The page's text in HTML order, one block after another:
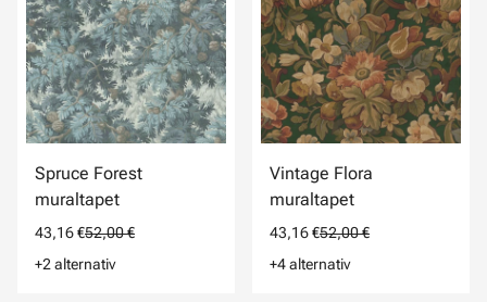
Spruce Forest
muraltapet
43,16 €52,00 €
+2 alternativ
Vintage Flora
muraltapet
43,16 €52,00 €
+4 alternativ